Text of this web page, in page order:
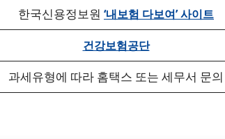
한국신용정보원 ‘내보험 다보여’ 사이트
건강보험공단
과세유형에 따라 홈택스 또는 세무서 문의